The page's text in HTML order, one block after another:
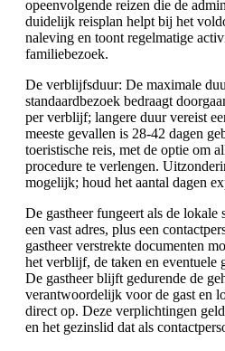
opeenvolgende reizen die de
duidelijk reisplan helpt bij het
naleving en toont regelmatige
familiebezoek.
De verblijfsduur: De maximale
standaardbezoek bedraagt
per verblijf; langere duur vereist
meeste gevallen is 28-42 dagen
toeristische reis, met de optie om
procedure te verlengen.
mogelijk; houd het aantal dagen
De gastheer fungeert als de lokale
een vast adres, plus een
gastheer verstrekte documenten
het verblijf, de taken en eventuele
De gastheer blijft gedurende de
verantwoordelijk voor de gast en
direct op. Deze verplichtingen
en het gezinslid dat als